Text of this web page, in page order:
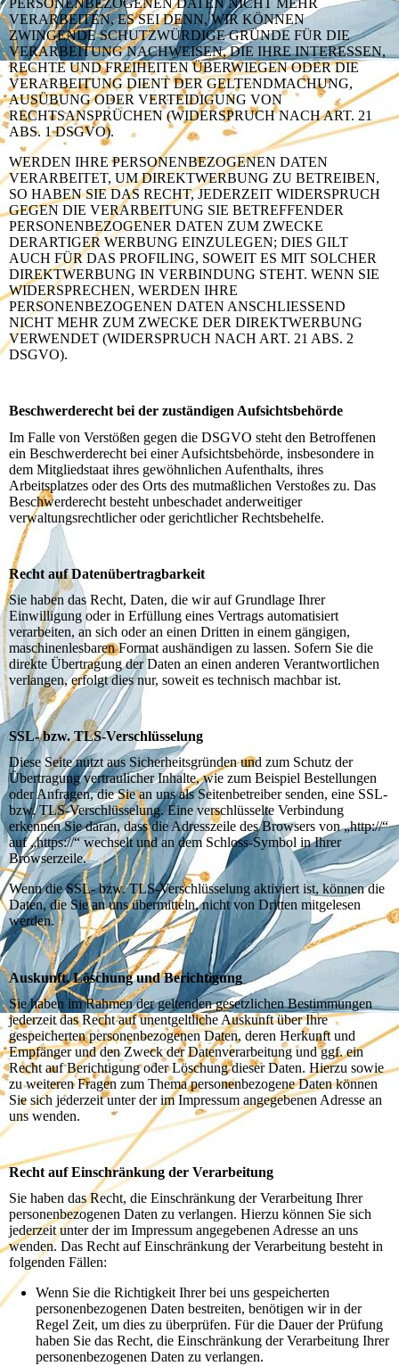
PERSONENBEZOGENEN DATEN NICHT MEHR
VERARBEITEN, ES SEI DENN, WIR KÖNNEN
ZWINGENDE SCHUTZWÜRDIGE GRÜNDE FÜR DIE
VERARBEITUNG NACHWEISEN, DIE IHRE INTERESSEN,
RECHTE UND FREIHEITEN ÜBERWIEGEN ODER DIE
VERARBEITUNG DIENT DER GELTENDMACHUNG,
AUSÜBUNG ODER VERTEIDIGUNG VON
RECHTSANSPRÜCHEN (WIDERSPRUCH NACH ART. 21
ABS. 1 DSGVO).
WERDEN IHRE PERSONENBEZOGENEN DATEN
VERARBEITET, UM DIREKTWERBUNG ZU BETREIBEN,
SO HABEN SIE DAS RECHT, JEDERZEIT WIDERSPRUCH
GEGEN DIE VERARBEITUNG SIE BETREFFENDER
PERSONENBEZOGENER DATEN ZUM ZWECKE
DERARTIGER WERBUNG EINZULEGEN; DIES GILT
AUCH FÜR DAS PROFILING, SOWEIT ES MIT SOLCHER
DIREKTWERBUNG IN VERBINDUNG STEHT. WENN SIE
WIDERSPRECHEN, WERDEN IHRE
PERSONENBEZOGENEN DATEN ANSCHLIESSEND
NICHT MEHR ZUM ZWECKE DER DIREKTWERBUNG
VERWENDET (WIDERSPRUCH NACH ART. 21 ABS. 2
DSGVO).
Beschwerderecht bei der zuständigen Aufsichtsbehörde
Im Falle von Verstößen gegen die DSGVO steht den Betroffenen
ein Beschwerderecht bei einer Aufsichtsbehörde, insbesondere in
dem Mitgliedstaat ihres gewöhnlichen Aufenthalts, ihres
Arbeitsplatzes oder des Orts des mutmaßlichen Verstoßes zu. Das
Beschwerderecht besteht unbeschadet anderweitiger
verwaltungsrechtlicher oder gerichtlicher Rechtsbehelfe.
Recht auf Datenübertragbarkeit
Sie haben das Recht, Daten, die wir auf Grundlage Ihrer
Einwilligung oder in Erfüllung eines Vertrags automatisiert
verarbeiten, an sich oder an einen Dritten in einem gängigen,
maschinenlesbaren Format aushändigen zu lassen. Sofern Sie die
direkte Übertragung der Daten an einen anderen Verantwortlichen
verlangen, erfolgt dies nur, soweit es technisch machbar ist.
SSL- bzw. TLS-Verschlüsselung
Diese Seite nutzt aus Sicherheitsgründen und zum Schutz der
Übertragung vertraulicher Inhalte, wie zum Beispiel Bestellungen
oder Anfragen, die Sie an uns als Seitenbetreiber senden, eine SSL-
bzw. TLS-Verschlüsselung. Eine verschlüsselte Verbindung
erkennen Sie daran, dass die Adresszeile des Browsers von „http://“
auf „https://“ wechselt und an dem Schloss-Symbol in Ihrer
Browserzeile.
Wenn die SSL- bzw. TLS-Verschlüsselung aktiviert ist, können die
Daten, die Sie an uns übermitteln, nicht von Dritten mitgelesen
werden.
Auskunft, Löschung und Berichtigung
Sie haben im Rahmen der geltenden gesetzlichen Bestimmungen
jederzeit das Recht auf unentgeltliche Auskunft über Ihre
gespeicherten personenbezogenen Daten, deren Herkunft und
Empfänger und den Zweck der Datenverarbeitung und ggf. ein
Recht auf Berichtigung oder Löschung dieser Daten. Hierzu sowie
zu weiteren Fragen zum Thema personenbezogene Daten können
Sie sich jederzeit unter der im Impressum angegebenen Adresse an
uns wenden.
Recht auf Einschränkung der Verarbeitung
Sie haben das Recht, die Einschränkung der Verarbeitung Ihrer
personenbezogenen Daten zu verlangen. Hierzu können Sie sich
jederzeit unter der im Impressum angegebenen Adresse an uns
wenden. Das Recht auf Einschränkung der Verarbeitung besteht in
folgenden Fällen:
Wenn Sie die Richtigkeit Ihrer bei uns gespeicherten
personenbezogenen Daten bestreiten, benötigen wir in der
Regel Zeit, um dies zu überprüfen. Für die Dauer der Prüfung
haben Sie das Recht, die Einschränkung der Verarbeitung Ihrer
personenbezogenen Daten zu verlangen.